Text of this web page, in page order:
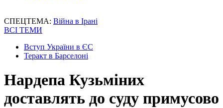
СПЕЦТЕМА: Війна в Ірані
ВСІ ТЕМИ
Вступ України в ЄС
Теракт в Барселоні
Нардепа Кузьміних
доставлять до суду примусово